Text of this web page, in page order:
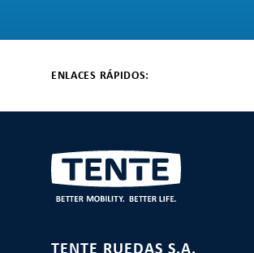
ENLACES RÁPIDOS:
TENTE RUEDAS S.A.